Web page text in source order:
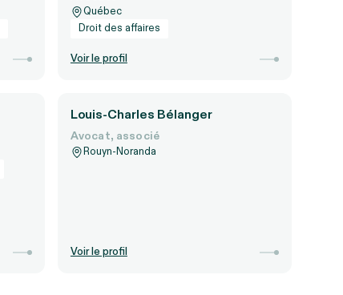
Québec
Droit des affaires
Voir le profil
Louis-Charles Bélanger
Avocat, associé
Rouyn-Noranda
Voir le profil